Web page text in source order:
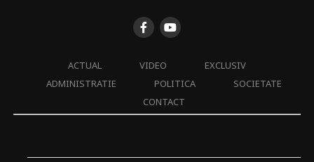
ACTUAL VIDEO
EXCLUSIV
ADMINISTRATIE
POLITICA
SOCIETATE
CONTACT